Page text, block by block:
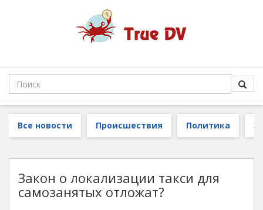
Все новости Происшествия Политика
Закон о локализации такси для
самозанятых отложат?